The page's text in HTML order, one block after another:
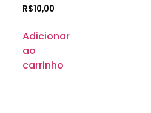
R$10,00
Adicionar
ao
carrinho